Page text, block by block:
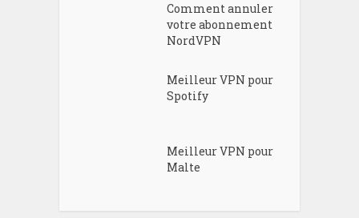
Comment annuler
votre abonnement
NordVPN
Meilleur VPN pour
Spotify
Meilleur VPN pour
Malte